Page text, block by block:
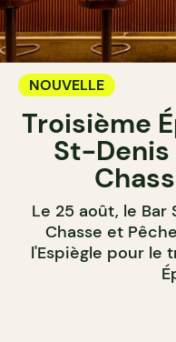
NOUVELLE
Troisième
St-
Le 25 août, le
Chasse et
l'Espiègle pour le